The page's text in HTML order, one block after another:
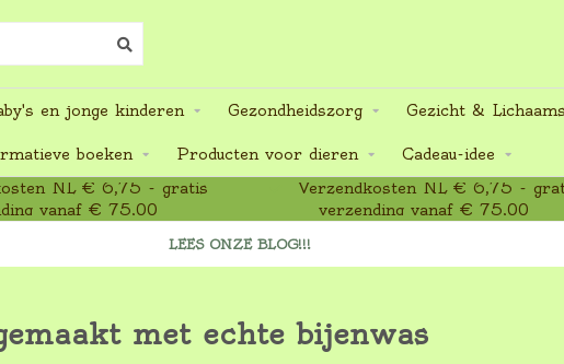
en jonge kinderen Gezondheidszorg Gezicht &
boeken Producten voor dieren
Cadeau-idee
NL € 6,75 - gratis
vanaf € 75,00
Verzendkosten NL € 6,75 -
verzending vanaf € 75,00
LEES ONZE BLOG!!!
met echte bijenwas